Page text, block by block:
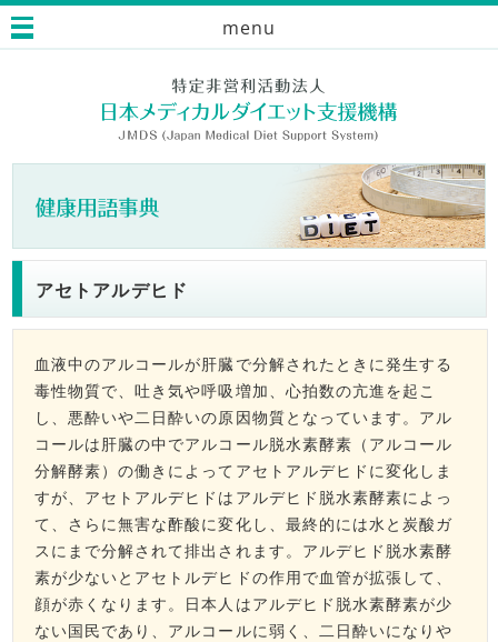
menu
アセトアルデヒド
血液中のアルコールが肝臓で分解されたときに発生する
毒性物質で、吐き気や呼吸増加、心拍数の亢進を起こ
し、悪酔いや二日酔いの原因物質となっています。アル
コールは肝臓の中でアルコール脱水素酵素（アルコール
分解酵素）の働きによってアセトアルデヒドに変化しま
すが、アセトアルデヒドはアルデヒド脱水素酵素によっ
て、さらに無害な酢酸に変化し、最終的には水と炭酸ガ
スにまで分解されて排出されます。アルデヒド脱水素酵
素が少ないとアセトルデヒドの作用で血管が拡張して、
顔が赤くなります。日本人はアルデヒド脱水素酵素が少
ない国民であり、アルコールに弱く、二日酔いになりや